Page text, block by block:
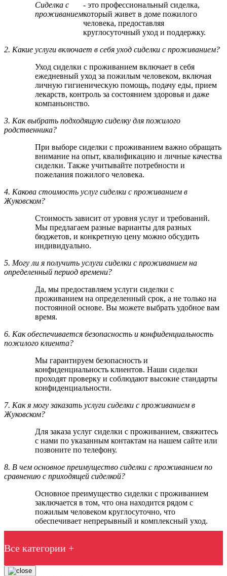
Сиделка с
проживанием
- это профессиональный сиделка,
который живет в доме пожилого
человека, предоставляя
круглосуточный уход и поддержку.
2. Какие услуги включает в себя уход сиделки с проживанием?
Уход сиделки с проживанием включает в себя
ежедневный уход за пожилым человеком, включая
личную гигиеническую помощь, подачу еды, прием
лекарств, контроль за состоянием здоровья и даже
компаньонство.
3. Как выбрать подходящую сиделку для пожилого
родственника?
При выборе сиделки с проживанием важно обращать
внимание на опыт, квалификацию и личные качества
сиделки. Также учитывайте потребности и
пожелания пожилого человека.
4. Какова стоимость услуг сиделки с проживанием в
Жуковском?
Стоимость зависит от уровня услуг и требований.
Мы предлагаем разные варианты для разных
бюджетов, и конкретную цену можно обсудить
индивидуально.
5. Могу ли я получить услуги сиделки с проживанием на
определенный период времени?
Да, мы предоставляем услуги сиделки с
проживанием на определенный срок, а не только на
постоянной основе. Вы можете выбрать удобное вам
время.
6. Как обеспечивается безопасность и конфиденциальность
пожилого клиента?
Мы гарантируем безопасность и
конфиденциальность клиентов. Наши сиделки
проходят проверку и соблюдают высокие стандарты
конфиденциальности.
7. Как я могу заказать услуги сиделки с проживанием в
Жуковском?
Для заказа услуг сиделки с проживанием, свяжитесь
с нами по указанным контактам на нашем сайте или
позвоните по телефону.
8. В чем основное преимущество сиделки с проживанием по
сравнению с приходящей сиделкой?
Основное преимущество сиделки с проживанием
заключается в том, что она находится рядом с
пожилым человеком круглосуточно, что
обеспечивает непрерывный и комплексный уход.
Все категории +